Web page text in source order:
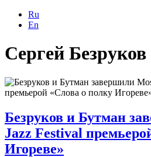
Ru
En
Сергей Безруков
Безруков и Бутман
Jazz Festival
Игореве»